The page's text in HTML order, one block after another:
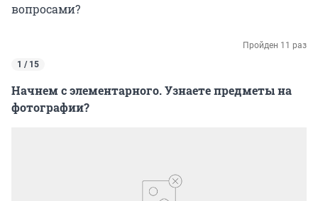
вопросами?
Пройден 11 раз
1 / 15
Начнем с элементарного. Узнаете предметы на
фотографии?